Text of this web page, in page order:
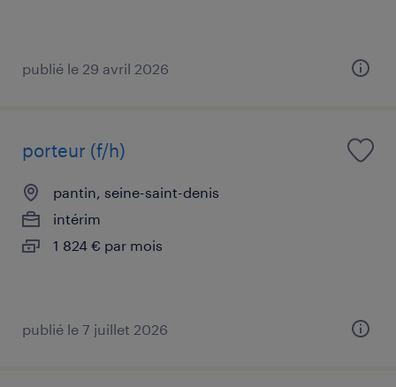
publié le 29 avril 2026
porteur (f/h)
pantin, seine-saint-denis
intérim
1 824 € par mois
publié le 7 juillet 2026